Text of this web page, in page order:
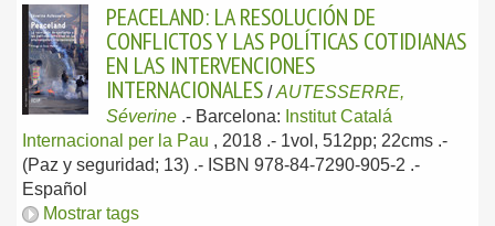
PEACELAND: LA RESOLUCIÓN DE
CONFLICTOS Y LAS POLÍTICAS COTIDIANAS
EN LAS INTERVENCIONES
INTERNACIONALES /AUTESSERRE,
Séverine .- Barcelona: Institut Catalá
Internacional per la Pau , 2018 .- 1vol, 512pp; 22cms .-
(Paz y seguridad; 13) .- ISBN 978-84-7290-905-2 .-
Español
Mostrar tags